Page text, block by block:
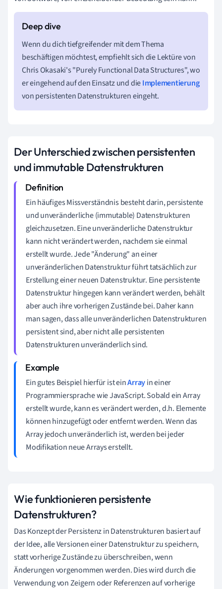
Wenn du dich tiefgreifender mit dem Thema
beschäftigen möchtest, empfiehlt sich die Lektüre von
Chris Okasaki's "Purely Functional Data Structures", wo
er eingehend auf den Einsatz und dieImplementierung
von persistenten Datenstrukturen eingeht.
Der Unterschied zwischen persistenten
und immutable Datenstrukturen
Ein häufiges Missverständnis besteht darin, persistente
und unveränderliche (immutable) Datenstrukturen
gleichzusetzen. Eine unveränderliche Datenstruktur
kann nicht verändert werden, nachdem sie einmal
erstellt wurde. Jede "Änderung" an einer
unveränderlichen Datenstruktur führt tatsächlich zur
Erstellung einer neuen Datenstruktur. Eine persistente
Datenstruktur hingegen kann verändert werden, behält
aber auch ihre vorherigen Zustände bei. Daher kann
man sagen, dass alle unveränderlichen Datenstrukturen
persistent sind, aber nicht alle persistenten
Datenstrukturen unveränderlich sind.
Ein gutes Beispiel hierfür ist einArrayin einer
Programmiersprache wie JavaScript. Sobald ein Array
erstellt wurde, kann es verändert werden, d.h. Elemente
können hinzugefügt oder entfernt werden. Wenn das
Array jedoch unveränderlich ist, werden bei jeder
Modifikation neue Arrays erstellt.
Wie funktionieren persistente
Datenstrukturen?
Das Konzept der Persistenz in Datenstrukturen basiert auf
der Idee, alle Versionen einer Datenstruktur zu speichern,
statt vorherige Zustände zu überschreiben, wenn
Änderungen vorgenommen werden. Dies wird durch die
Verwendung von Zeigern oder Referenzen auf vorherige